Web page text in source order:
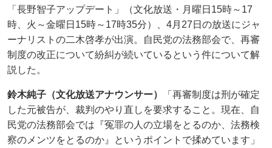
「長野智子アップデート」（文化放送・月曜日15時～17
時、火～金曜日15時～17時35分）、4月27日の放送にジャ
ーナリストの二木啓孝が出演。自民党の法務部会で、再審
制度の改正について紛糾が続いているという件について解
説した。
鈴木純子（文化放送アナウンサー）
「再審制度は刑が確定
した元被告が、裁判のやり直しを要求すること。現在、自
民党の法務部会では『冤罪の人の立場をとるのか、法務検
察のメンツをとるのか』というポイントで揉めています」